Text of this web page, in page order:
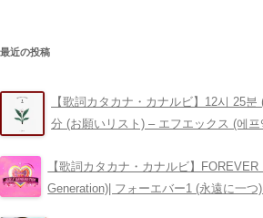
最近の投稿
【歌詞カタカナ・カナルビ】12시 25
分 (お願いリスト) – エフエックス (에프
【歌詞カタカナ・カナルビ】FOREVER
Generation)| フォーエバー1 (永遠に一